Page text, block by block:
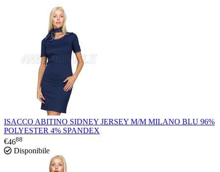
ISACCO ABITINO SIDNEY JERSEY M/M MILANO BLU 96%
POLYESTER 4% SPANDEX
€4688
Disponibile